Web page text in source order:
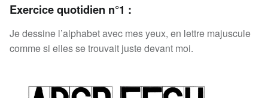
Exercice quotidien n°1 :
Je dessine l’alphabet avec mes yeux, en lettre majuscule
comme si elles se trouvait juste devant moi.